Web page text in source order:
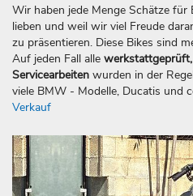
Wir haben jede Menge Schätze
lieben und weil wir viel Freude
zu präsentieren. Diese Bikes sind
Auf jeden Fall alle
Servicearbeiten wurden in der
viele BMW - Modelle, Ducatis und
Verkauf